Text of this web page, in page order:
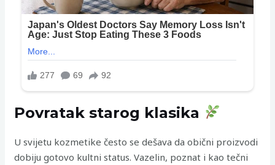
Povratak starog klasika
U svijetu kozmetike često se dešava da obični proizvodi
dobiju gotovo kultni status. Vazelin, poznat i kao tečni